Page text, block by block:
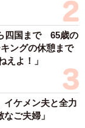
四国まで 65歳の
ングの休憩まで
よ！」
イケメン夫と全力
ご夫婦」